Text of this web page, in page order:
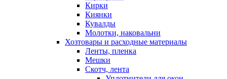
Кирки
Киянки
Кувалды
Молотки, наковальни
Хозтовары и расходные материалы
Ленты, пленка
Мешки
Скотч, лента